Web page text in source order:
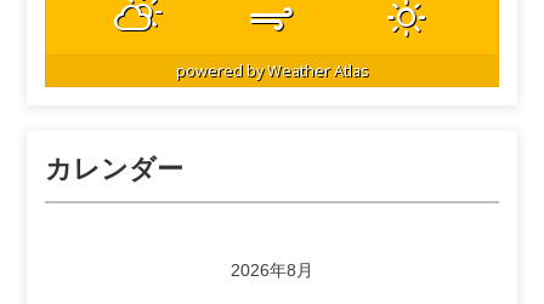
powered byWeather Atlas
カレンダー
2026年8月